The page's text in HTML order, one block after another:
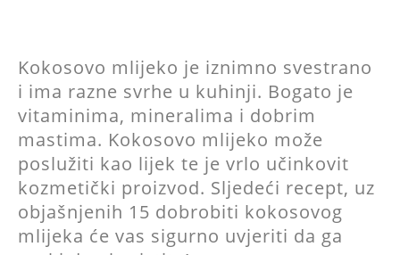
Kokosovo mlijeko je iznimno svestrano
i ima razne svrhe u kuhinji. Bogato je
vitaminima, mineralima i dobrim
mastima. Kokosovo mlijeko može
poslužiti kao lijek te je vrlo učinkovit
kozmetički proizvod. Sljedeći recept, uz
objašnjenih 15 dobrobiti kokosovog
mlijeka će vas sigurno uvjeriti da ga